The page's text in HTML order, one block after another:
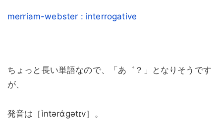
merriam-webster : interrogative
ちょっと長い単語なので、「あ゛？」となりそうです
が、
発音は［ìntərάgətɪv］。